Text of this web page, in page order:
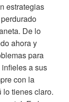
estrategias
De lo
ahora y
para
a sus
con la
lo tienes claro.